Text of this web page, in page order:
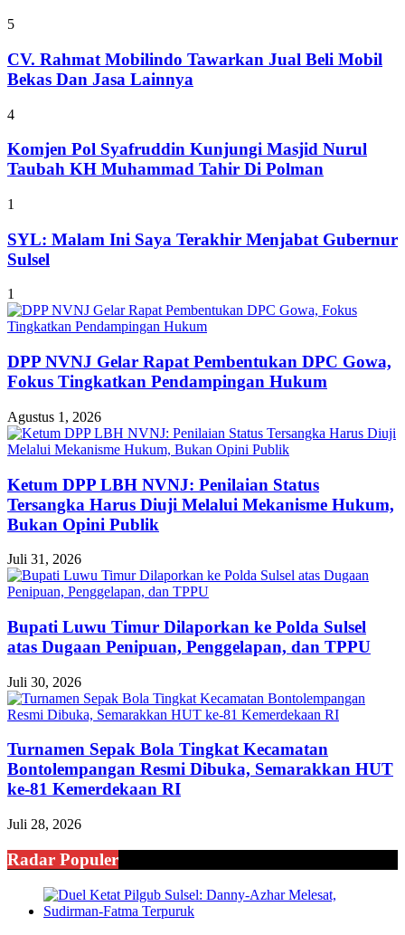
5
CV. Rahmat Mobilindo Tawarkan Jual Beli Mobil
Bekas Dan Jasa Lainnya
4
Komjen Pol Syafruddin Kunjungi Masjid Nurul
Taubah KH Muhammad Tahir Di Polman
1
SYL: Malam Ini Saya Terakhir Menjabat Gubernur
Sulsel
1
DPP NVNJ Gelar Rapat Pembentukan DPC Gowa,
Fokus Tingkatkan Pendampingan Hukum
Agustus 1, 2026
Ketum DPP LBH NVNJ: Penilaian Status
Tersangka Harus Diuji Melalui Mekanisme Hukum,
Bukan Opini Publik
Juli 31, 2026
Bupati Luwu Timur Dilaporkan ke Polda Sulsel
atas Dugaan Penipuan, Penggelapan, dan TPPU
Juli 30, 2026
Turnamen Sepak Bola Tingkat Kecamatan
Bontolempangan Resmi Dibuka, Semarakkan HUT
ke-81 Kemerdekaan RI
Juli 28, 2026
Radar Populer